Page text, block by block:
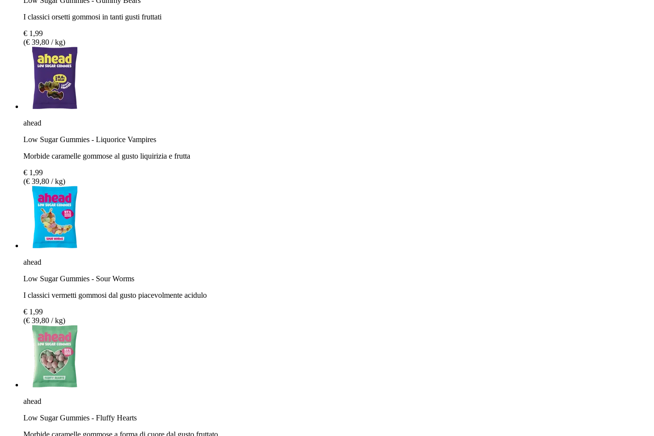
I classici orsetti gommosi in tanti gusti fruttati
€ 1,99
(€ 39,80 / kg)
ahead
Low Sugar Gummies - Liquorice Vampires
Morbide caramelle gommose al gusto liquirizia e frutta
€ 1,99
(€ 39,80 / kg)
ahead
Low Sugar Gummies - Sour Worms
I classici vermetti gommosi dal gusto piacevolmente acidulo
€ 1,99
(€ 39,80 / kg)
ahead
Low Sugar Gummies - Fluffy Hearts
Morbide caramelle gommose a forma di cuore dal gusto fruttato